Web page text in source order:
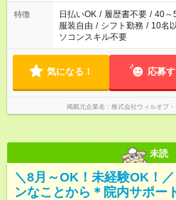
特徴 日払いOK / 履歴書不要 / 40～
服装自由 / シフト勤務 / 10名
ソコンスキル不要
気になる！ 応募
掲載元企業名 株式会社ウィルオブ
未読
＼8月～OK！未経験OK！
ンなことから＊院内サポー